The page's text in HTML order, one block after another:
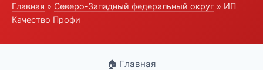
Главная » Северо-Западный федеральный округ » ИП
Качество Профи
🏠 Главная